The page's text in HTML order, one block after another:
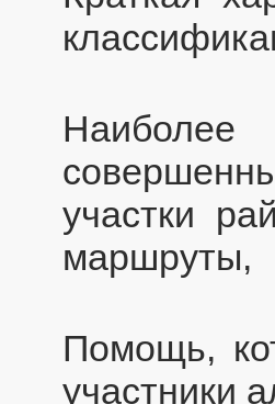
участки
маршруты,
Помощь,
участники